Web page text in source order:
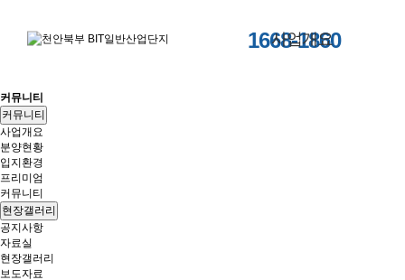
1668-1860
사업개요
커뮤니티
커뮤니티
사업개요
분양현황
입지환경
프리미엄
커뮤니티
현장갤러리
공지사항
자료실
현장갤러리
보도자료